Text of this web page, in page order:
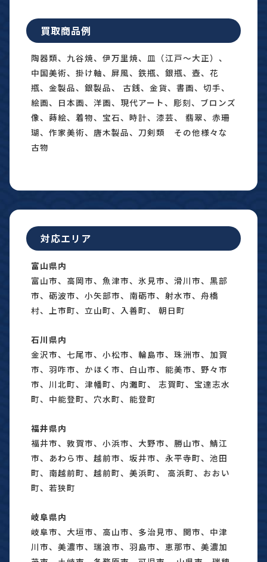
買取商品例
陶器類、九谷焼、伊万里焼、皿（江戸〜大正）、
中国美術、掛け軸、屏風、鉄瓶、銀瓶、壺、花
瓶、金製品、銀製品、 古銭、金貨、書画、切手、
絵画、日本画、洋画、現代アート、彫刻、ブロンズ
像、蒔絵、着物、宝石、時計、漆芸、 翡翠、赤珊
瑚、作家美術、唐木製品、刀剣類 その他様々な
古物
対応エリア
富山県内
富山市、高岡市、魚津市、氷見市、滑川市、黒部
市、砺波市、小矢部市、南砺市、射水市、舟橋
村、上市町、立山町、入善町、 朝日町
石川県内
金沢市、七尾市、小松市、輪島市、珠洲市、加賀
市、羽咋市、かほく市、白山市、能美市、野々市
市、川北町、津幡町、内灘町、 志賀町、宝達志水
町、中能登町、穴水町、能登町
福井県内
福井市、敦賀市、小浜市、大野市、勝山市、鯖江
市、あわら市、越前市、坂井市、永平寺町、池田
町、南越前町、越前町、美浜町、 高浜町、おおい
町、若狭町
岐阜県内
岐阜市、大垣市、高山市、多治見市、関市、中津
川市、美濃市、瑞浪市、羽島市、恵那市、美濃加